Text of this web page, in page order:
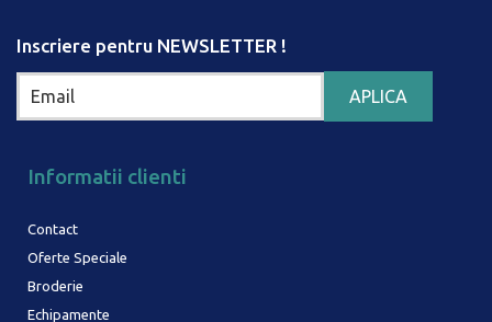
Inscriere pentru NEWSLETTER !
Informatii clienti
Contact
Oferte Speciale
Broderie
Echipamente